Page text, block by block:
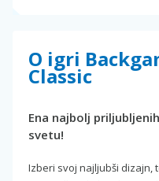
O igri
Classic
Ena najbolj
svetu!
Izberi svoj najljubši dizajn,